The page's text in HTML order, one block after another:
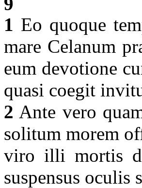
1 Eo quoque
mare Celanum
eum devotione
quasi coegit
2 Ante vero
solitum morem
viro illi mortis
suspensus